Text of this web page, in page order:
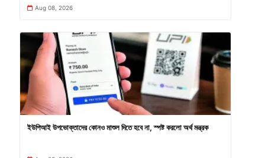
Aug 08, 2026
ইউপিআই উপভোক্তাদের কোনও মাশুল দিতে হবে না, স্পষ্ট করলো অর্থ মন্ত্রক